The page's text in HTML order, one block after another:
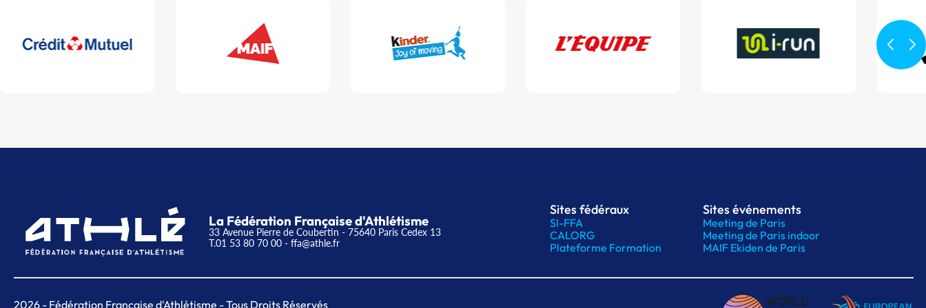
La Fédération Française d'Athlétisme
33 Avenue Pierre de Coubertin - 75640 Paris Cedex 13
T.01 53 80 70 00 - ffa@athle.fr
Sites fédéraux
SI-FFA
CALORG
Plateforme Formation
Sites événements
Meeting de Paris
Meeting de Paris indoor
MAIF Ekiden de Paris
2026 - Fédération Française d'Athlétisme - Tous Droits Réservés